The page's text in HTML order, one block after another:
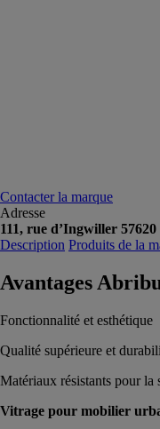
Contacter la marque
Adresse
111, rue d’Ingwiller
Description Produits de la
Avantages
Fonctionnalité et esthétique
Qualité supérieure et
Matériaux résistants pour la
Vitrage pour mobilier